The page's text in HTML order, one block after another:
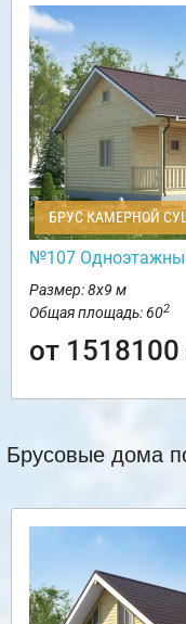
БРУС КАМЕРНОЙ
№107
Размер: 8х9 м
Общая площадь: 602
от 1518100
Брусовые дома